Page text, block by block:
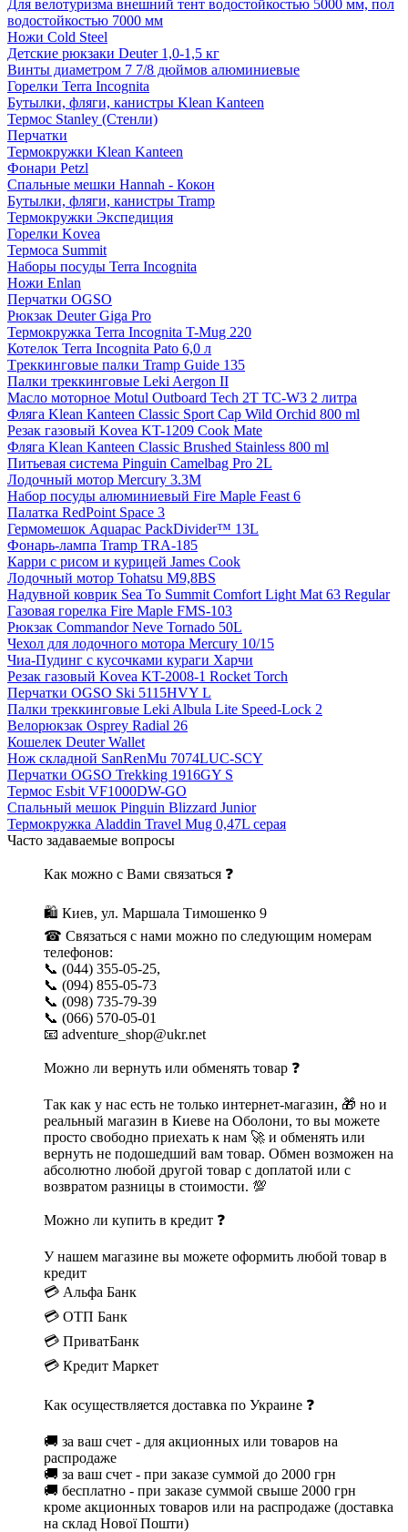
Для велотуризма внешний тент водостойкостью 5000 мм, пол
водостойкостью 7000 мм
Ножи Cold Steel
Детские рюкзаки Deuter 1,0-1,5 кг
Винты диаметром 7 7/8 дюймов алюминиевые
Горелки Terra Incognita
Бутылки, фляги, канистры Klean Kanteen
Термос Stanley (Стенли)
Перчатки
Термокружки Klean Kanteen
Фонари Petzl
Спальные мешки Hannah - Кокон
Бутылки, фляги, канистры Tramp
Термокружки Экспедиция
Горелки Kovea
Термоса Summit
Наборы посуды Terra Incognita
Ножи Enlan
Перчатки OGSO
Рюкзак Deuter Giga Pro
Термокружка Terra Incognita T-Mug 220
Котелок Terra Incognita Pato 6,0 л
Tреккинговые палки Tramp Guide 135
Палки треккинговые Leki Aergon II
Масло моторное Motul Outboard Tech 2T TC-W3 2 литра
Фляга Klean Kanteen Classic Sport Cap Wild Orchid 800 ml
Резак газовый Kovea KT-1209 Cook Mate
Фляга Klean Kanteen Classic Brushed Stainless 800 ml
Питьевая система Pinguin Camelbag Pro 2L
Лодочный мотор Mercury 3.3M
Набор посуды алюминиевый Fire Maple Feast 6
Палатка RedPoint Space 3
Гермомешок Aquapac PackDivider™ 13L
Фонарь-лампа Tramp TRA-185
Карри с рисом и курицей James Cook
Лодочный мотор Tohatsu M9,8BS
Надувной коврик Sea To Summit Comfort Light Mat 63 Regular
Газовая горелка Fire Maple FMS-103
Рюкзак Commandor Neve Tornado 50L
Чехол для лодочного мотора Mercury 10/15
Чиа-Пудинг с кусочками кураги Харчи
Резак газовый Kovea KT-2008-1 Rocket Torch
Перчатки OGSO Ski 5115HVY L
Палки треккинговые Leki Albula Lite Speed-Lock 2
Велорюкзак Osprey Radial 26
Кошелек Deuter Wallet
Нож складной SanRenMu 7074LUC-SCY
Перчатки OGSO Trekking 1916GY S
Термос Esbit VF1000DW-GO
Спальный мешок Pinguin Blizzard Junior
Термокружка Aladdin Travel Mug 0,47L серая
Часто задаваемые вопросы
Как можно с Вами связаться ❓
🛍 Киев, ул. Маршала Тимошенко 9
☎ Связаться с нами можно по следующим номерам
телефонов:
📞 (044) 355-05-25,
📞 (094) 855-05-73
📞 (098) 735-79-39
📞 (066) 570-05-01
📧 adventure_shop@ukr.net
Можно ли вернуть или обменять товар ❓
Так как у нас есть не только интернет-магазин, 🎁 но и
реальный магазин в Киеве на Оболони, то вы можете
просто свободно приехать к нам 🚀 и обменять или
вернуть не подошедший вам товар. Обмен возможен на
абсолютно любой другой товар с доплатой или с
возвратом разницы в стоимости. 💯
Можно ли купить в кредит ❓
У нашем магазине вы можете оформить любой товар в
кредит
💳 Альфа Банк
💳 ОТП Банк
💳 ПриватБанк
💳 Кредит Маркет
Как осуществляется доставка по Украине ❓
🚚 за ваш счет - для акционных или товаров на
распродаже
🚚 за ваш счет - при заказе суммой до 2000 грн
🚚 бесплатно - при заказе суммой свыше 2000 грн
кроме акционных товаров или на распродаже (доставка
на склад Нової Пошти)